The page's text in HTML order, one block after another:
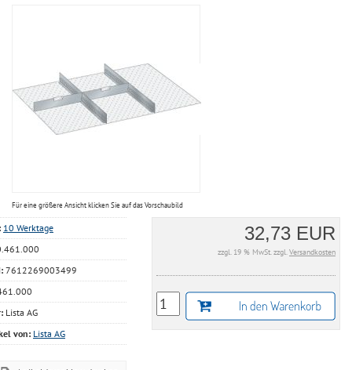
Für eine größere Ansicht klicken Sie auf das Vorschaubild
10 Werktage
7612269003499
Lista AG
von: Lista AG
32,73 EUR
zzgl. 19 % MwSt. zzgl.Versandkosten